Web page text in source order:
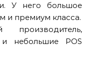
У него большое
и премиум класса.
небольшие POS